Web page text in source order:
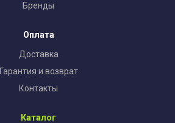
Бренды
Оплата
Доставка
Гарантия и возврат
Контакты
Каталог